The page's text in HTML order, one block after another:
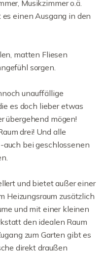
Musikzimmer o.ä.
einen Ausgang in den
matten Fliesen
sorgen.
unauffällige
es doch lieber etwas
übergehend mögen!
drei! Und alle
auch bei geschlossenen
und bietet außer einer
Heizungsraum zusätzlich
und mit einer kleinen
den idealen Raum
zum Garten gibt es
direkt draußen